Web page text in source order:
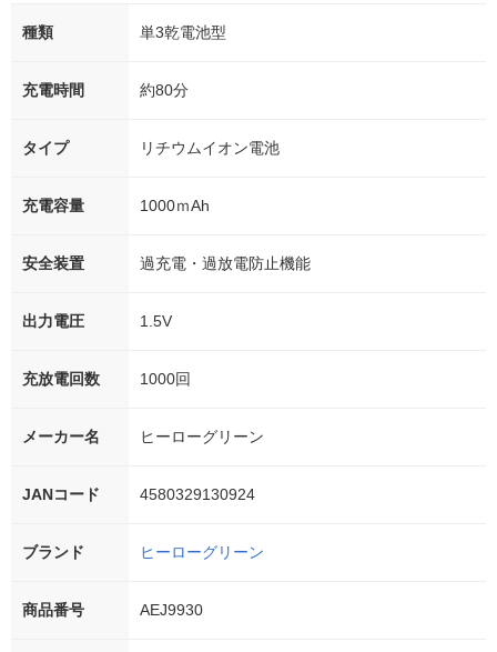
種類 単3乾電池型
充電時間 約80分
タイプ リチウムイオン電池
充電容量 1000ｍAh
安全装置 過充電・過放電防止機能
出力電圧 1.5V
充放電回数 1000回
メーカー名 ヒーローグリーン
JANコード 4580329130924
ブランド ヒーローグリーン
商品番号 AEJ9930